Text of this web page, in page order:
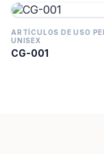
ARTÍCULOS DE USO
UNISEX
CG-001